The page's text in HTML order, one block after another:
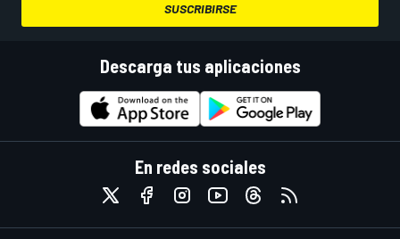
SUSCRIBIRSE
Descarga tus aplicaciones
En redes sociales